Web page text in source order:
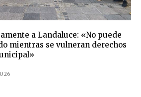
a Landaluce: «No puede
mientras se vulneran derechos